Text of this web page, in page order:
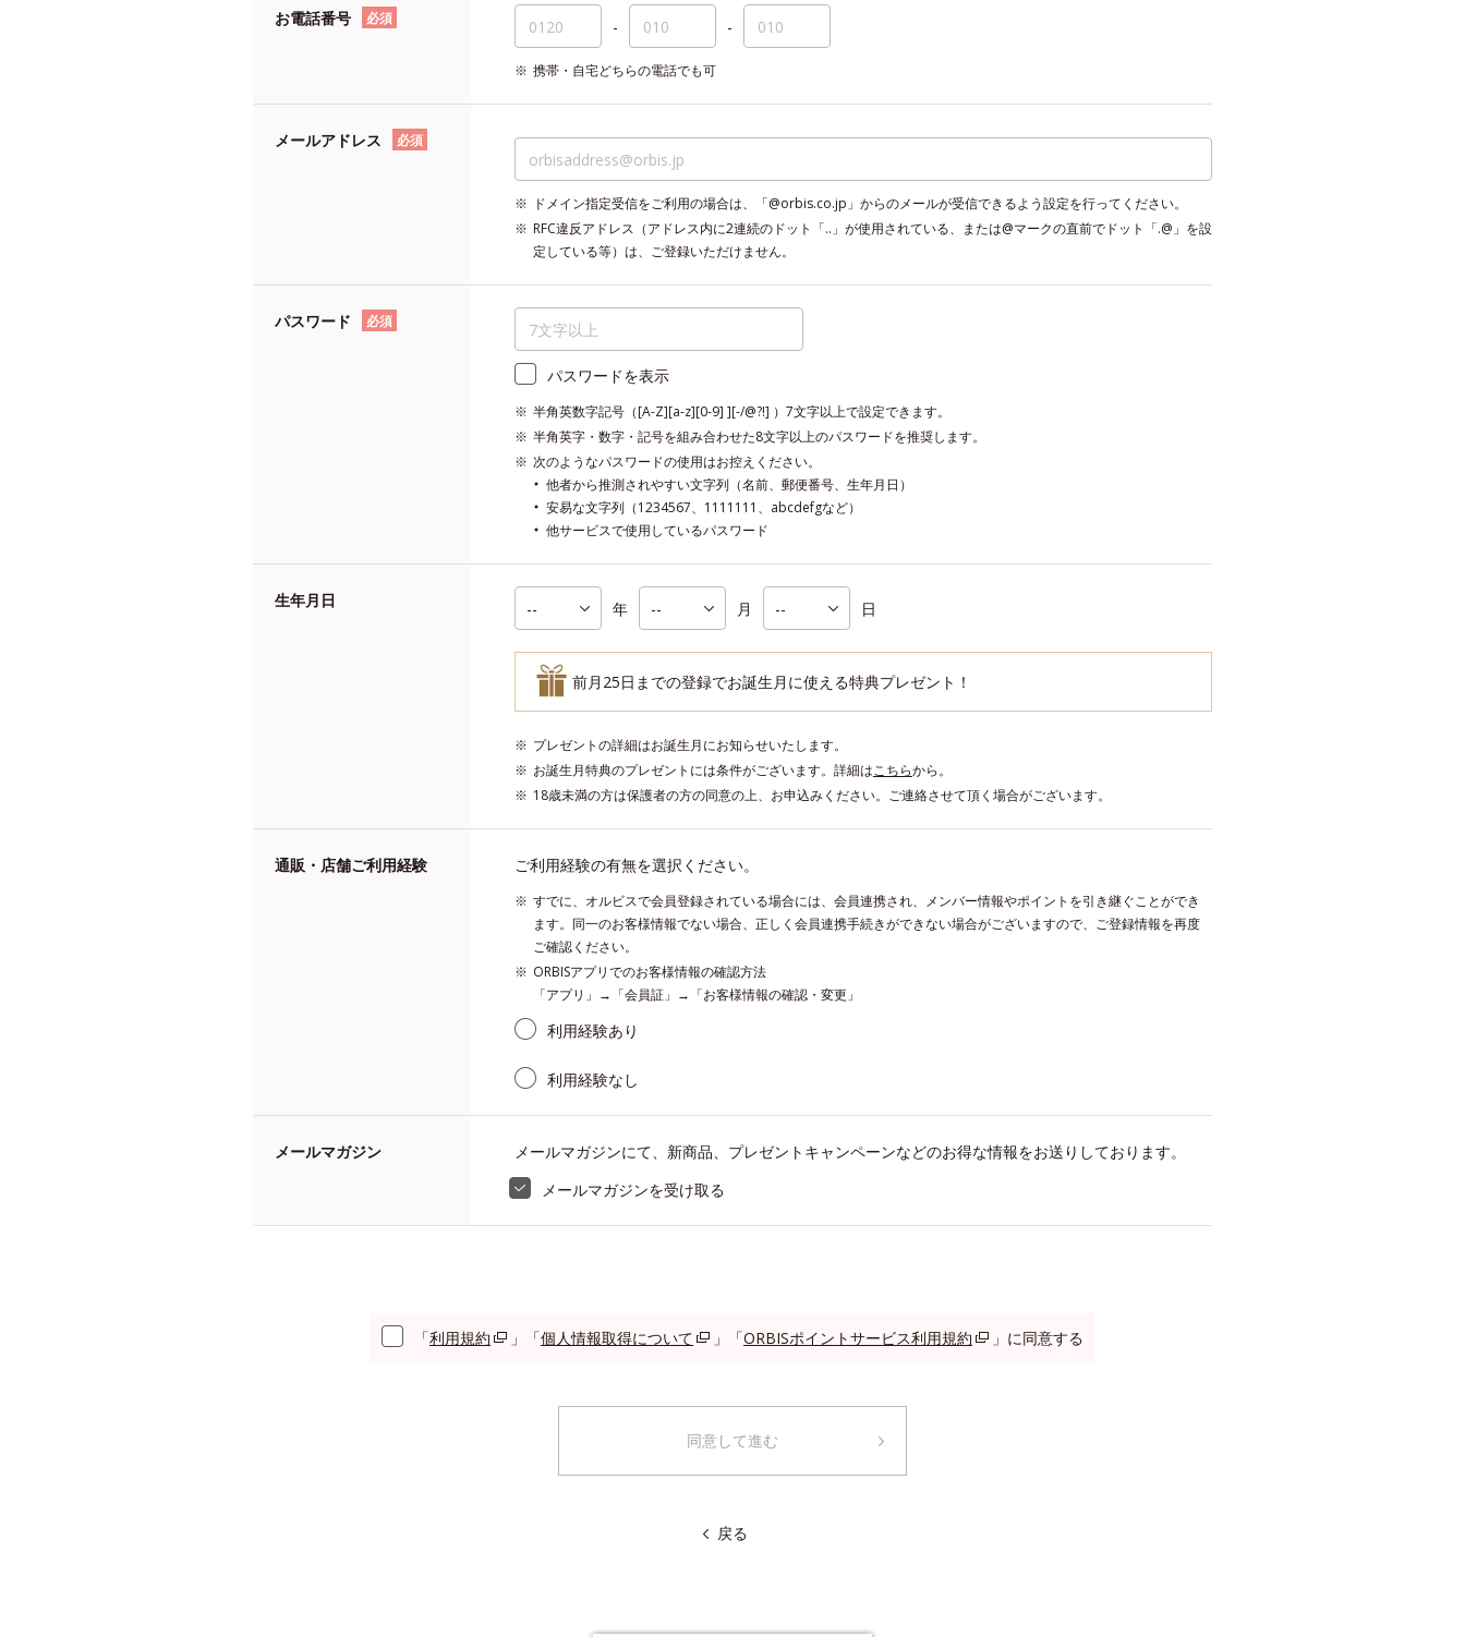
お電話番号 必須 - -
携帯・自宅どちらの電話でも可
メールアドレス 必須
ドメイン指定受信をご利用の場合は、「@orbis.co.jp」からのメールが受信できるよう設定を行ってください。
RFC違反アドレス（アドレス内に2連続のドット「..」が使用されている、または@マークの直前でドット「.@」を設
定している等）は、ご登録いただけません。
パスワード 必須
パスワードを表示
半角英数字記号（[A-Z][a-z][0-9] ][-/@?!] ）7文字以上で設定できます。
半角英字・数字・記号を組み合わせた8文字以上のパスワードを推奨します。
次のようなパスワードの使用はお控えください。
他者から推測されやすい文字列（名前、郵便番号、生年月日）
安易な文字列（1234567、1111111、abcdefgなど）
他サービスで使用しているパスワード
生年月日 年 月 日
前月25日までの登録でお誕生月に使える特典プレゼント！
プレゼントの詳細はお誕生月にお知らせいたします。
お誕生月特典のプレゼントには条件がございます。詳細はこちらから。
18歳未満の方は保護者の方の同意の上、お申込みください。ご連絡させて頂く場合がございます。
通販・店舗ご利用経験 ご利用経験の有無を選択ください。
すでに、オルビスで会員登録されている場合には、会員連携され、メンバー情報やポイントを引き継ぐことができ
ます。同一のお客様情報でない場合、正しく会員連携手続きができない場合がございますので、ご登録情報を再度
ご確認ください。
ORBISアプリでのお客様情報の確認方法
「アプリ」→「会員証」→「お客様情報の確認・変更」
利用経験あり
利用経験なし
メールマガジン
メールマガジンにて、新商品、プレゼントキャンペーンなどのお得な情報をお送りしております。
メールマガジンを受け取る
「利用規約 」「個人情報取得について 」「ORBISポイントサービス利用規約 」に同意する
同意して進む
戻る